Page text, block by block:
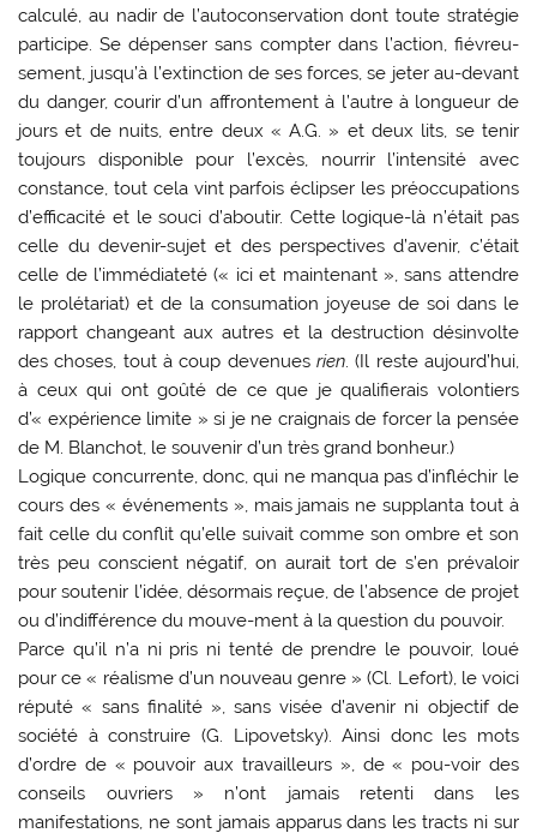
calculé, au nadir de l’autoconservation dont toute stratégie
participe. Se dépenser sans compter dans l’action, fiévreu-
sement, jusqu’à l’extinction de ses forces, se jeter au-devant
du danger, courir d’un affrontement à l’autre à longueur de
jours et de nuits, entre deux « A.G. » et deux lits, se tenir
toujours disponible pour l’excès, nourrir l’intensité avec
constance, tout cela vint parfois éclipser les préoccupations
d’efficacité et le souci d’aboutir. Cette logique-là n’était pas
celle du devenir-sujet et des perspectives d’avenir, c’était
celle de l’immédiateté (« ici et maintenant », sans attendre
le prolétariat) et de la consumation joyeuse de soi dans le
rapport changeant aux autres et la destruction désinvolte
des choses, tout à coup devenues rien. (Il reste aujourd’hui,
à ceux qui ont goûté de ce que je qualifierais volontiers
d’« expérience limite » si je ne craignais de forcer la pensée
de M. Blanchot, le souvenir d’un très grand bonheur.)
Logique concurrente, donc, qui ne manqua pas d’infléchir le
cours des « événements », mais jamais ne supplanta tout à
fait celle du conflit qu’elle suivait comme son ombre et son
très peu conscient négatif, on aurait tort de s’en prévaloir
pour soutenir l’idée, désormais reçue, de l’absence de projet
ou d’indifférence du mouve-ment à la question du pouvoir.
Parce qu’il n’a ni pris ni tenté de prendre le pouvoir, loué
pour ce « réalisme d’un nouveau genre » (Cl. Lefort), le voici
réputé « sans finalité », sans visée d’avenir ni objectif de
société à construire (G. Lipovetsky). Ainsi donc les mots
d’ordre de « pouvoir aux travailleurs », de « pou-voir des
conseils ouvriers » n’ont jamais retenti dans les
manifestations, ne sont jamais apparus dans les tracts ni sur